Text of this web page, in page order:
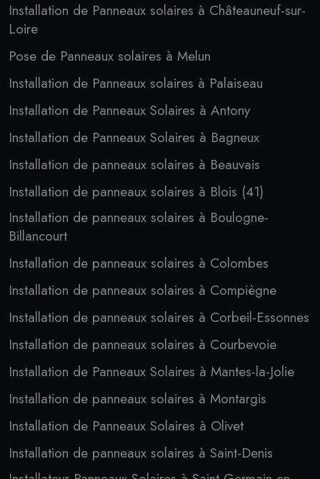
Installation de Panneaux solaires à Châteauneuf-sur-
Loire
Pose de Panneaux solaires à Melun
Installation de Panneaux solaires à Palaiseau
Installation de Panneaux Solaires à Antony
Installation de Panneaux Solaires à Bagneux
Installation de panneaux solaires à Beauvais
Installation de panneaux solaires à Blois (41)
Installation de panneaux solaires à Boulogne-
Billancourt
Installation de panneaux solaires à Colombes
Installation de panneaux solaires à Compiègne
Installation de panneaux solaires à Corbeil-Essonnes
Installation de panneaux solaires à Courbevoie
Installation de Panneaux Solaires à Mantes-la-Jolie
Installation de panneaux solaires à Montargis
Installation de Panneaux Solaires à Olivet
Installation de panneaux solaires à Saint-Denis